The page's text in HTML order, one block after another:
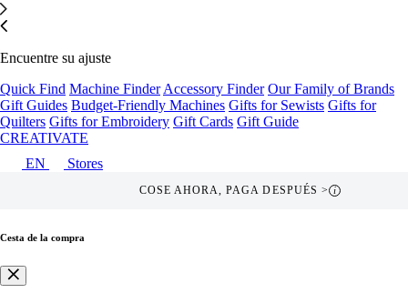
Encuentre su ajuste
Quick Find Machine Finder Accessory Finder Our Family of Brands
Gift Guides Budget-Friendly Machines Gifts for Sewists Gifts for
Quilters Gifts for Embroidery Gift Cards Gift Guide
CREATIVATE
EN
Stores
COSE AHORA, PAGA DESPUÉS > i
Cesta de la compra